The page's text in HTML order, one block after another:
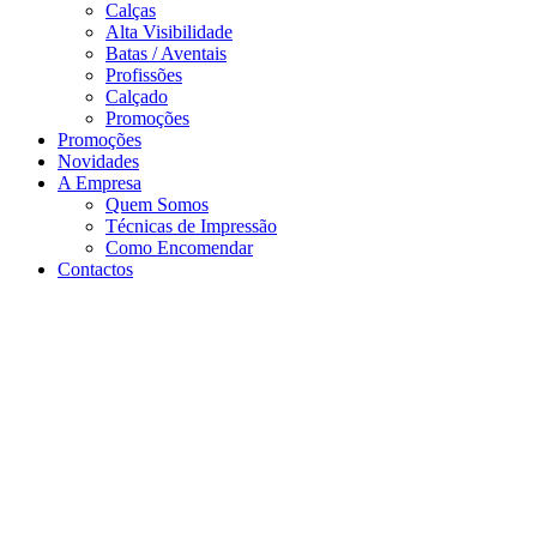
Calças
Alta Visibilidade
Batas / Aventais
Profissões
Calçado
Promoções
Promoções
Novidades
A Empresa
Quem Somos
Técnicas de Impressão
Como Encomendar
Contactos